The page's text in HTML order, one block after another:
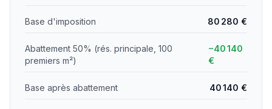
Base d'imposition 80 280 €
Abattement 50% (rés. principale, 100
premiers m²)
−40 140
€
Base après abattement 40 140 €